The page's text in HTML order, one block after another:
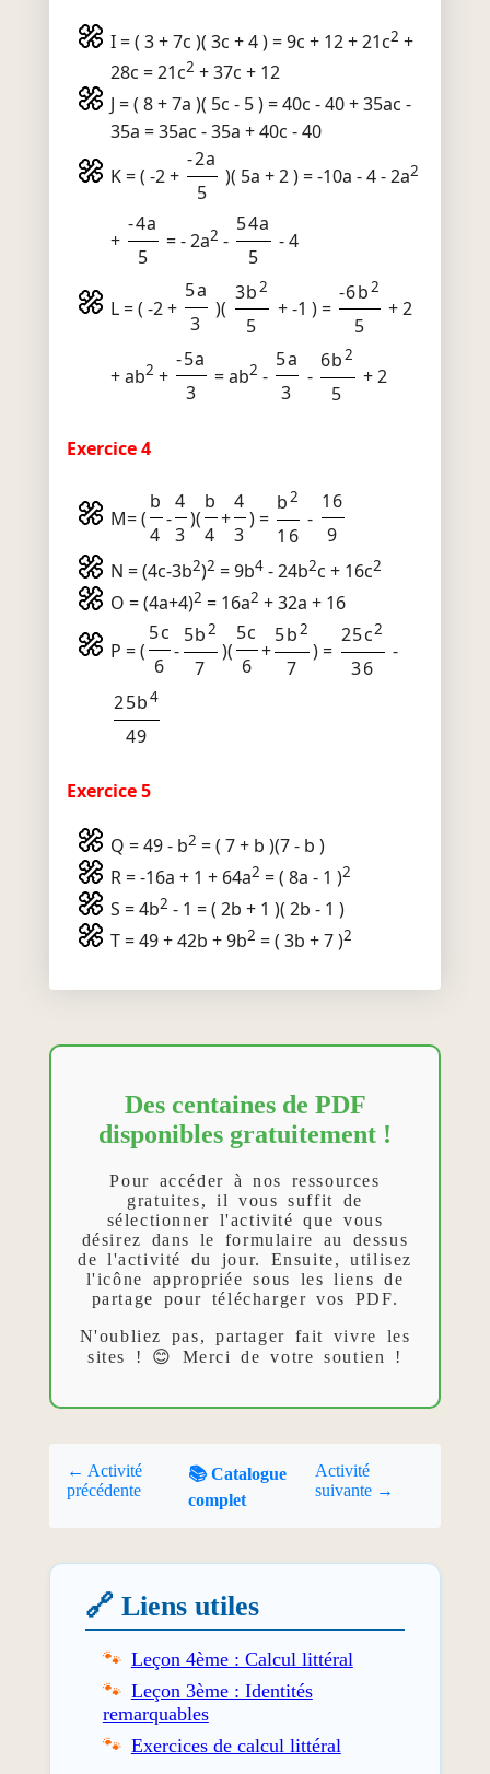
I = ( 3 + 7c )( 3c + 4 ) = 9c + 12 + 21c2 +
28c = 21c2 + 37c + 12
J = ( 8 + 7a )( 5c - 5 ) = 40c - 40 + 35ac -
35a = 35ac - 35a + 40c - 40
K = ( -2 +
-2a
5
)( 5a + 2 ) = -10a - 4 - 2a2
+
-4a
5
= - 2a2 -
54a
5
- 4
L = ( -2 +
5a
3
)(
3b2
5
+ -1 ) =
-6b2
5
+ 2
+ ab2 +
-5a
3
= ab2 -
5a
3
-
6b2
5
+ 2
Exercice 4
M= (
b
4
-
4
3
)(
b
4
+
4
3
) =
b2
16
-
16
9
N = (4c-3b2)2 = 9b4- 24b2c + 16c2
O = (4a+4)2 = 16a2 + 32a + 16
P = (
5c
6
-
5b2
7
)(
5c
6
+
5b2
7
) =
25c2
36
-
25b4
49
Exercice 5
Q = 49 - b2 = ( 7 + b )(7 - b )
R = -16a + 1 + 64a2 = ( 8a - 1 )2
S = 4b2 - 1 = ( 2b + 1 )( 2b - 1 )
T = 49 + 42b + 9b2 = ( 3b + 7 )2
Des centaines de PDF
disponibles gratuitement !
Pour accéder à nos ressources
gratuites, il vous suffit de
sélectionner l'activité que vous
désirez dans le formulaire au dessus
de l'activité du jour. Ensuite, utilisez
l'icône appropriée sous les liens de
partage pour télécharger vos PDF.
N'oubliez pas, partager fait vivre les
sites ! 😊 Merci de votre soutien !
← Activité
précédente
📚 Catalogue
complet
Activité
suivante →
🔗 Liens utiles
Leçon 4ème : Calcul littéral
Leçon 3ème : Identités
remarquables
Exercices de calcul littéral